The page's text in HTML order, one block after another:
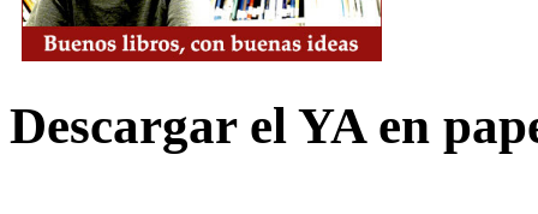
Descargar el YA en